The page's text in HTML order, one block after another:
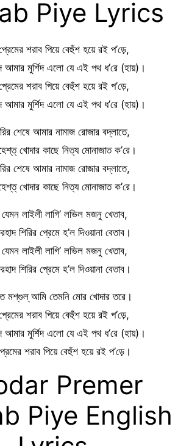
Piye Lyrics
শরাব পিয়ে বেহুঁশ হয়ে রই প’ড়ে,
আমার মুর্শিদ এলো যে এই পথ ধ’রে (হায়)।
শরাব পিয়ে বেহুঁশ হয়ে রই প’ড়ে,
আমার মুর্শিদ এলো যে এই পথ ধ’রে (হায়)।
শেষে আমার নামাজ রোজার বদ্‌লাতে,
খোদার কাছে নিত্য মোনাজাত ক’রে।
শেষে আমার নামাজ রোজার বদ্‌লাতে,
খোদার কাছে নিত্য মোনাজাত ক’রে।
লাইলী লাগি’ লভিল মজনু খেতাব,
শিরির প্রেমে হ’ল দিওয়ানা বেতাব।
লাইলী লাগি’ লভিল মজনু খেতাব,
শিরির প্রেমে হ’ল দিওয়ানা বেতাব।
মশ্‌গুল্ আমি তেমনি মোর খোদার তরে।
শরাব পিয়ে বেহুঁশ হয়ে রই প’ড়ে,
আমার মুর্শিদ এলো যে এই পথ ধ’রে (হায়)।
শরাব পিয়ে বেহুঁশ হয়ে রই প’ড়ে।
Premer
Piye English